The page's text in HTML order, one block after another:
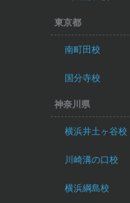
東京都
南町田校
国分寺校
神奈川県
横浜井土ヶ谷校
川崎溝の口校
横浜綱島校